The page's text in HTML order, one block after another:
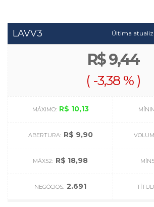
LAVV3 Última
R$ 9,44
( -3,38 % )
MÁXIMO: R$ 10,13
ABERTURA: R$ 9,90
MÁX52: R$ 18,98
NEGÓCIOS: 2.691